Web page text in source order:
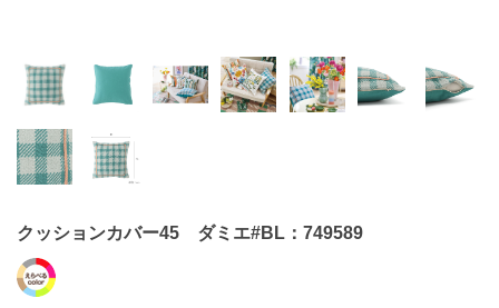
クッションカバー45 ダミエ#BL：749589